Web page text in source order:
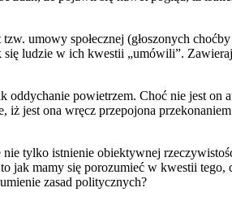
umowy społecznej (głoszonych
ludzie w ich kwestii „umówili”.
powietrzem. Choć nie jest on
jest ona wręcz przepojona
tylko istnienie obiektywnej
mamy się porozumieć w kwestii tego,
zasad politycznych?